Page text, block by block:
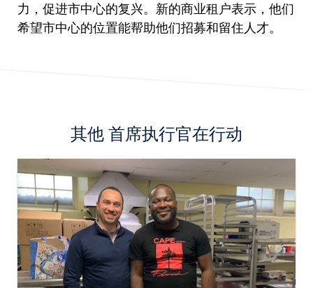
力，促进市中心的复兴。新的商业租户表示，他们
希望市中心的位置能帮助他们招募和留住人才。
其他首席执行官在行动
Image